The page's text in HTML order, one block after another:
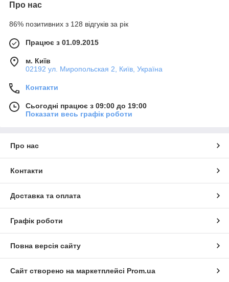
Про нас
86% позитивних з 128 відгуків за рік
Працює з 01.09.2015
м. Київ
02192 ул. Миропольская 2, Київ, Україна
Контакти
Сьогодні працює з 09:00 до 19:00
Показати весь графік роботи
Про нас
Контакти
Доставка та оплата
Графік роботи
Повна версія сайту
Сайт створено на маркетплейсі Prom.ua